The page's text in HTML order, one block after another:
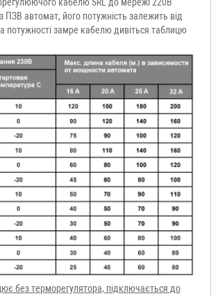
ПЗВ автомат, його потужність залежить від
потужності замре кабелю дивіться таблицю
без терморегулятора, підключається до